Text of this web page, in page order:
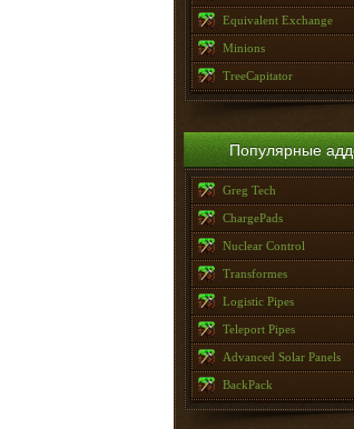
Equivalent Exchange
Minions
TreeCapitator
Популярные
Greg Tech
ChargePads
Nuclear Control
Transformes
Logistic Pipes
Teleport Pipes
Advanced Solar Panels
BackPack